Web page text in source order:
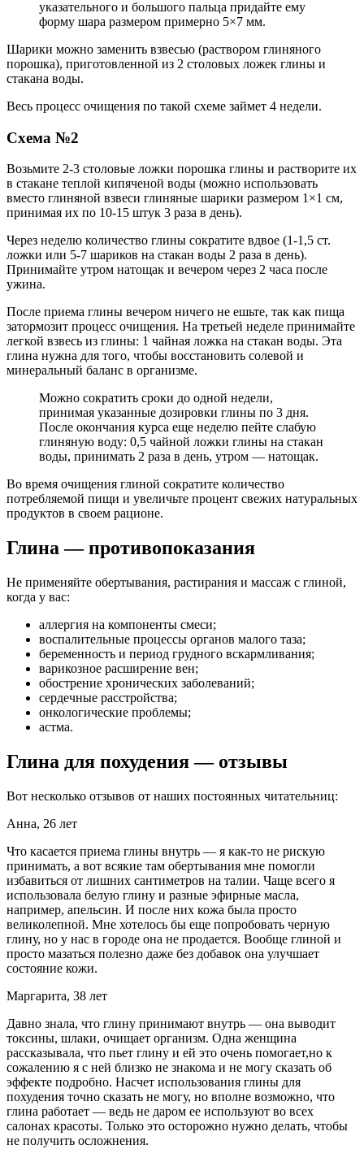
указательного и большого пальца придайте ему
форму шара размером примерно 5×7 мм.
Шарики можно заменить взвесью (раствором глиняного
порошка), приготовленной из 2 столовых ложек глины и
стакана воды.
Весь процесс очищения по такой схеме займет 4 недели.
Схема №2
Возьмите 2-3 столовые ложки порошка глины и растворите их
в стакане теплой кипяченой воды (можно использовать
вместо глиняной взвеси глиняные шарики размером 1×1 см,
принимая их по 10-15 штук 3 раза в день).
Через неделю количество глины сократите вдвое (1-1,5 ст.
ложки или 5-7 шариков на стакан воды 2 раза в день).
Принимайте утром натощак и вечером через 2 часа после
ужина.
После приема глины вечером ничего не ешьте, так как пища
затормозит процесс очищения. На третьей неделе принимайте
легкой взвесь из глины: 1 чайная ложка на стакан воды. Эта
глина нужна для того, чтобы восстановить солевой и
минеральный баланс в организме.
Можно сократить сроки до одной недели,
принимая указанные дозировки глины по 3 дня.
После окончания курса еще неделю пейте слабую
глиняную воду: 0,5 чайной ложки глины на стакан
воды, принимать 2 раза в день, утром — натощак.
Во время очищения глиной сократите количество
потребляемой пищи и увеличьте процент свежих натуральных
продуктов в своем рационе.
Глина — противопоказания
Не применяйте обертывания, растирания и массаж с глиной,
когда у вас:
аллергия на компоненты смеси;
воспалительные процессы органов малого таза;
беременность и период грудного вскармливания;
варикозное расширение вен;
обострение хронических заболеваний;
сердечные расстройства;
онкологические проблемы;
астма.
Глина для похудения — отзывы
Вот несколько отзывов от наших постоянных читательниц:
Анна, 26 лет
Что касается приема глины внутрь — я как-то не рискую
принимать, а вот всякие там обертывания мне помогли
избавиться от лишних сантиметров на талии. Чаще всего я
использовала белую глину и разные эфирные масла,
например, апельсин. И после них кожа была просто
великолепной. Мне хотелось бы еще попробовать черную
глину, но у нас в городе она не продается. Вообще глиной и
просто мазаться полезно даже без добавок она улучшает
состояние кожи.
Маргарита, 38 лет
Давно знала, что глину принимают внутрь — она выводит
токсины, шлаки, очищает организм. Одна женщина
рассказывала, что пьет глину и ей это очень помогает,но к
сожалению я с ней близко не знакома и не могу сказать об
эффекте подробно. Насчет использования глины для
похудения точно сказать не могу, но вполне возможно, что
глина работает — ведь не даром ее используют во всех
салонах красоты. Только это осторожно нужно делать, чтобы
не получить осложнения.